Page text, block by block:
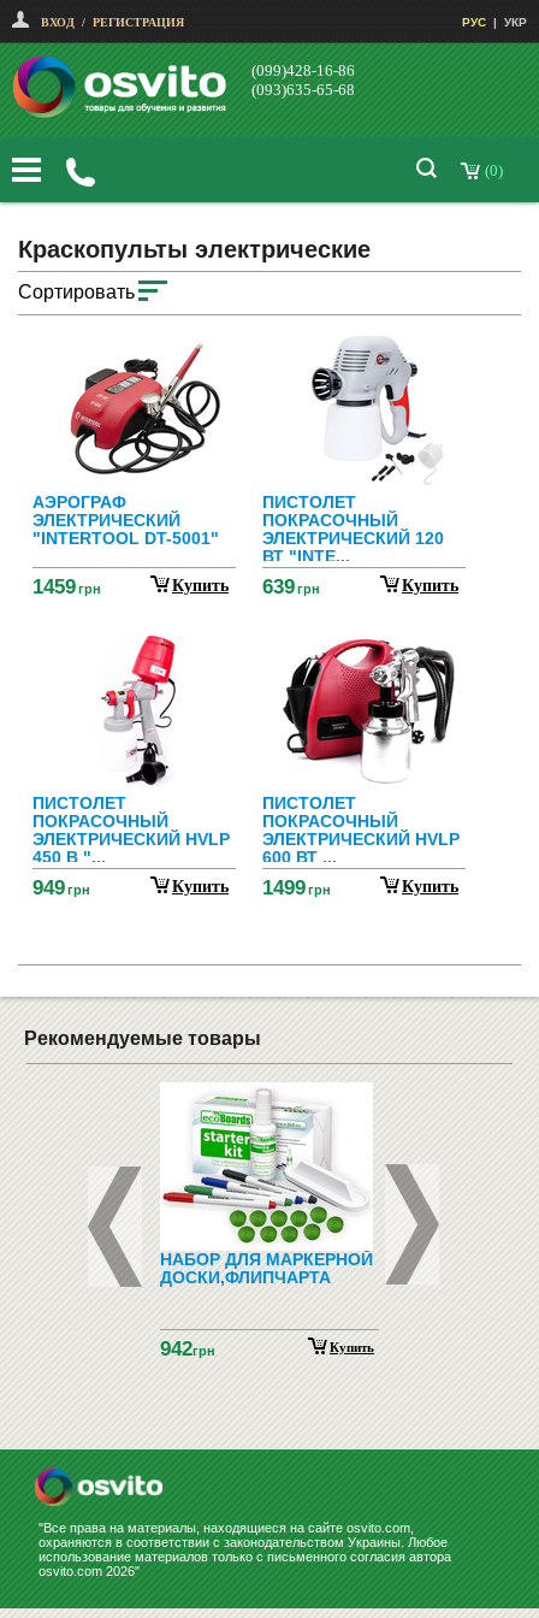
ВХОД / РЕГИСТРАЦИЯ РУС | УКР
(099)428-16-86
(093)635-65-68
(0)
Краскопульты электрические
Сортировать
АЭРОГРАФ
ЭЛЕКТРИЧЕСКИЙ
"INTERTOOL DT-5001"
1459грн Купить
ПИСТОЛЕТ
ПОКРАСОЧНЫЙ
ЭЛЕКТРИЧЕСКИЙ 120
ВТ "INTE...
639грн Купить
ПИСТОЛЕТ
ПОКРАСОЧНЫЙ
ЭЛЕКТРИЧЕСКИЙ HVLP
450 В "...
949грн Купить
ПИСТОЛЕТ
ПОКРАСОЧНЫЙ
ЭЛЕКТРИЧЕСКИЙ HVLP
600 ВТ ...
1499грн Купить
Рекомендуемые товары
НАБОР ДЛЯ МАРКЕРНОЙ
ДОСКИ,ФЛИПЧАРТА
942грн Купить
ЗООТОВАРЫ
ДЛЯ ЖИВОТНЫХ)
"Все права на материалы, находящиеся на сайте osvito.com,
охраняются в соответствии с законодательством Украины. Любое
использование материалов только с письменного согласия автора
osvito.com 2026"